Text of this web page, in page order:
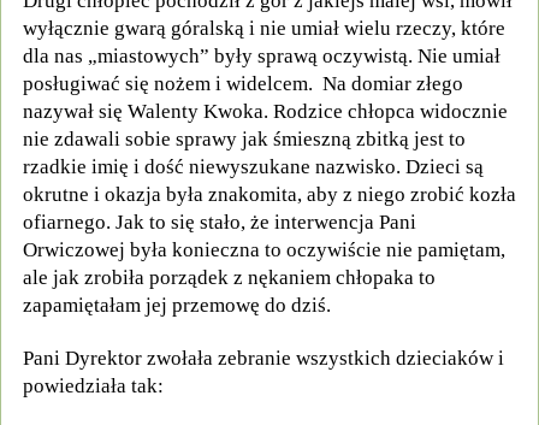
wyłącznie gwarą góralską i nie umiał wielu rzeczy, które
dla nas „miastowych” były sprawą oczywistą. Nie umiał
posługiwać się nożem i widelcem. Na domiar złego
nazywał się Walenty Kwoka. Rodzice chłopca widocznie
nie zdawali sobie sprawy jak śmieszną zbitką jest to
rzadkie imię i dość niewyszukane nazwisko. Dzieci są
okrutne i okazja była znakomita, aby z niego zrobić kozła
ofiarnego. Jak to się stało, że interwencja Pani
Orwiczowej była konieczna to oczywiście nie pamiętam,
ale jak zrobiła porządek z nękaniem chłopaka to
zapamiętałam jej przemowę do dziś.
Pani Dyrektor zwołała zebranie wszystkich dzieciaków i
powiedziała tak: